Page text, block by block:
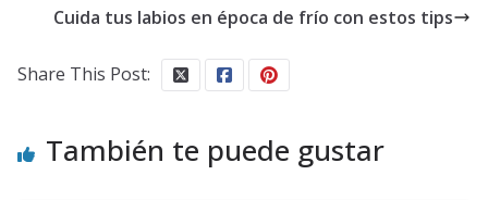
Cuida tus labios en época de frío con estos tips
Share This Post:
También te puede gustar